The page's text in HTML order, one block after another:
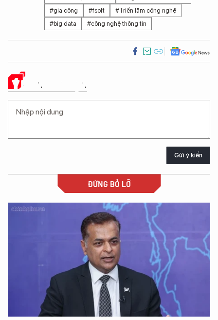
#gia công
#fsoft
#Triển lãm công nghệ
#big data
#công nghệ thông tin
Ý KIẾN CỦA BẠN
Gửi ý kiến
ĐỪNG BỎ LỠ